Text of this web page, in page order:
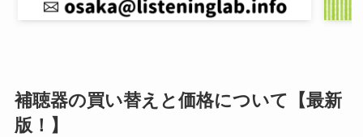
補聴器の買い替えと価格について【最新
版！】